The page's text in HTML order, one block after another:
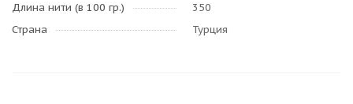
Длина нити (в 100 гр.)
350
Страна
Турция